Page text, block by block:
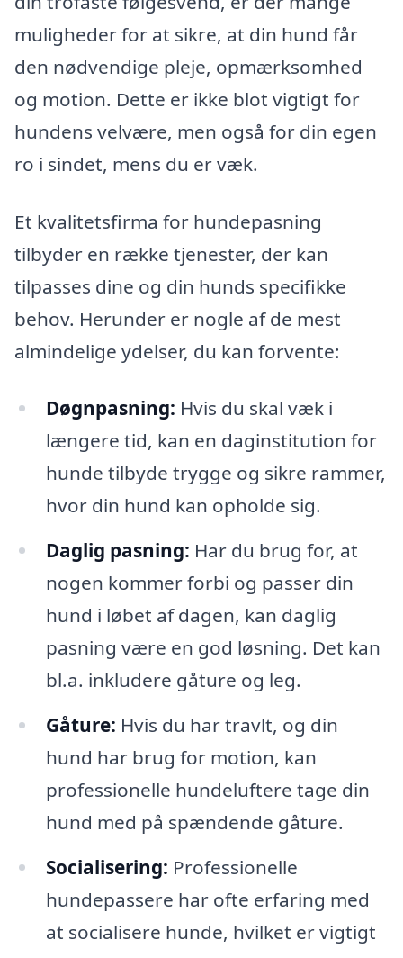
muligheder for at sikre, at din hund får
den nødvendige pleje, opmærksomhed
og motion. Dette er ikke blot vigtigt for
hundens velvære, men også for din egen
ro i sindet, mens du er væk.
Et kvalitetsfirma for hundepasning
tilbyder en række tjenester, der kan
tilpasses dine og din hunds specifikke
behov. Herunder er nogle af de mest
almindelige ydelser, du kan forvente:
Døgnpasning: Hvis du skal væk i
længere tid, kan en daginstitution for
hunde tilbyde trygge og sikre rammer,
hvor din hund kan opholde sig.
Daglig pasning: Har du brug for, at
nogen kommer forbi og passer din
hund i løbet af dagen, kan daglig
pasning være en god løsning. Det kan
bl.a. inkludere gåture og leg.
Gåture: Hvis du har travlt, og din
hund har brug for motion, kan
professionelle hundeluftere tage din
hund med på spændende gåture.
Socialisering: Professionelle
hundepassere har ofte erfaring med
at socialisere hunde, hvilket er vigtigt